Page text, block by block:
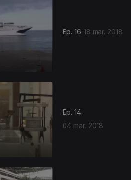
Ep. 16 18 mar. 2018
Ep. 14
04 mar. 2018